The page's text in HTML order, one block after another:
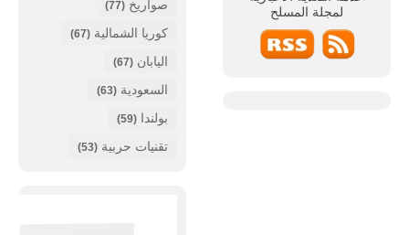
لمجلة المسلح صواريخ (77)
كوريا الشمالية (67)
اليابان (67)
السعودية (63)
بولندا (59)
تقنيات حربية (53)